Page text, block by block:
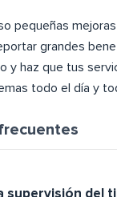
pequeñas
grandes
y haz que tus
todo el día y
supervisión del